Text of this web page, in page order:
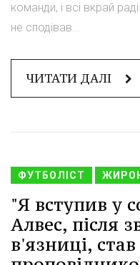
команди, і всі вкрай
не сподівав...
ЧИТАТИ ДАЛІ
ФУТБОЛІСТ
"Я вступив у
Алвес, після
в'язниці,